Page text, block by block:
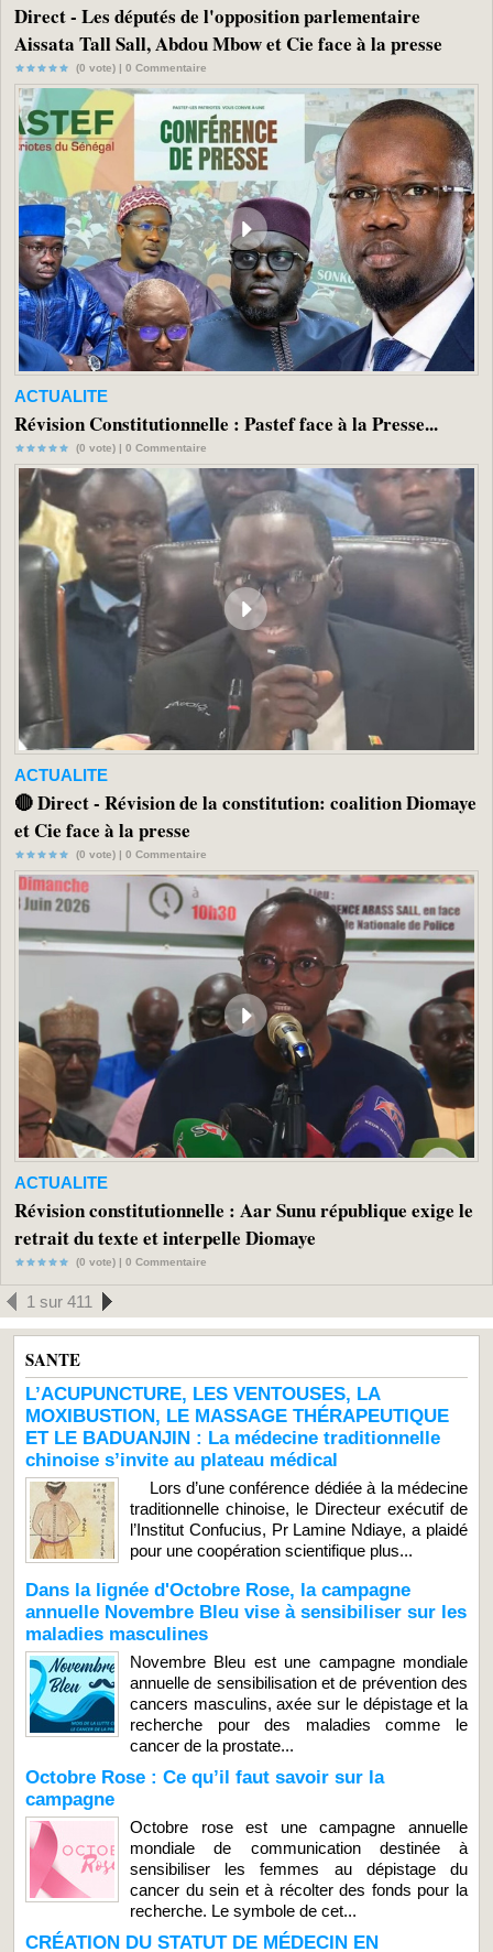
Direct - Les députés de l'opposition parlementaire
Aissata Tall Sall, Abdou Mbow et Cie face à la presse
(0 vote) | 0 Commentaire
ACTUALITE
Révision Constitutionnelle : Pastef face à la Presse...
(0 vote) | 0 Commentaire
ACTUALITE
🔴 Direct - Révision de la constitution: coalition Diomaye
et Cie face à la presse
(0 vote) | 0 Commentaire
ACTUALITE
Révision constitutionnelle : Aar Sunu république exige le
retrait du texte et interpelle Diomaye
(0 vote) | 0 Commentaire
1 sur 411
SANTE
L’ACUPUNCTURE, LES VENTOUSES, LA
MOXIBUSTION, LE MASSAGE THÉRAPEUTIQUE
ET LE BADUANJIN : La médecine traditionnelle
chinoise s’invite au plateau médical
Lors d’une conférence dédiée à la médecine
traditionnelle chinoise, le Directeur exécutif de
l’Institut Confucius, Pr Lamine Ndiaye, a plaidé
pour une coopération scientifique plus...
Dans la lignée d'Octobre Rose, la campagne
annuelle Novembre Bleu vise à sensibiliser sur les
maladies masculines
Novembre Bleu est une campagne mondiale
annuelle de sensibilisation et de prévention des
cancers masculins, axée sur le dépistage et la
recherche pour des maladies comme le
cancer de la prostate...
Octobre Rose : Ce qu’il faut savoir sur la
campagne
Octobre rose est une campagne annuelle
mondiale de communication destinée à
sensibiliser les femmes au dépistage du
cancer du sein et à récolter des fonds pour la
recherche. Le symbole de cet...
CRÉATION DU STATUT DE MÉDECIN EN